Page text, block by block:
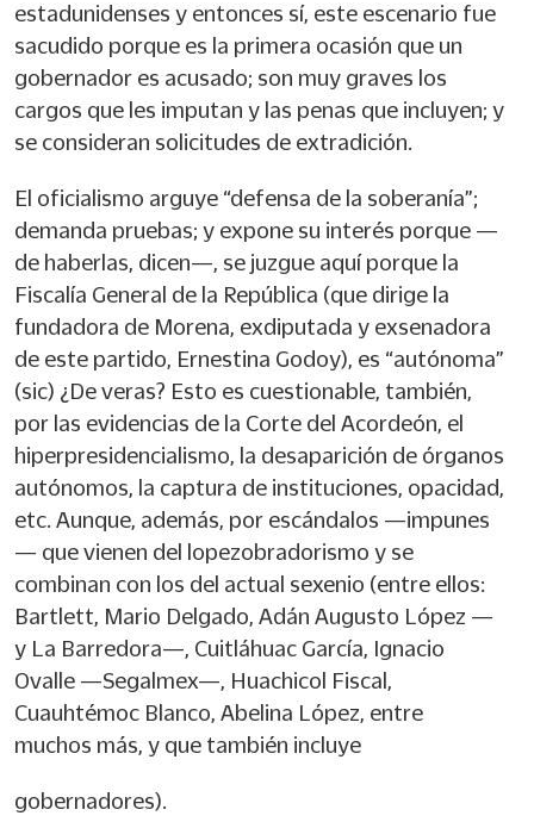
estadunidenses y entonces sí, este escenario fue
sacudido porque es la primera ocasión que un
gobernador es acusado; son muy graves los
cargos que les imputan y las penas que incluyen; y
se consideran solicitudes de extradición.
El oficialismo arguye “defensa de la soberanía”;
demanda pruebas; y expone su interés porque —
de haberlas, dicen—, se juzgue aquí porque la
Fiscalía General de la República (que dirige la
fundadora de Morena, exdiputada y exsenadora
de este partido, Ernestina Godoy), es “autónoma”
(sic) ¿De veras? Esto es cuestionable, también,
por las evidencias de la Corte del Acordeón, el
hiperpresidencialismo, la desaparición de órganos
autónomos, la captura de instituciones, opacidad,
etc. Aunque, además, por escándalos —impunes
— que vienen del lopezobradorismo y se
combinan con los del actual sexenio (entre ellos:
Bartlett, Mario Delgado, Adán Augusto López —
y La Barredora—, Cuitláhuac García, Ignacio
Ovalle —Segalmex—, Huachicol Fiscal,
Cuauhtémoc Blanco, Abelina López, entre
muchos más, y que también incluye
gobernadores).